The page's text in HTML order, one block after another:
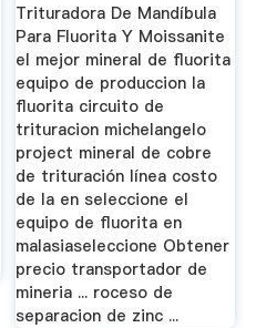
Trituradora De Mandíbula
Para Fluorita Y Moissanite
el mejor mineral de fluorita
equipo de produccion la
fluorita circuito de
trituracion michelangelo
project mineral de cobre
de trituración línea costo
de la en seleccione el
equipo de fluorita en
malasiaseleccione Obtener
precio transportador de
mineria ... roceso de
separacion de zinc ...